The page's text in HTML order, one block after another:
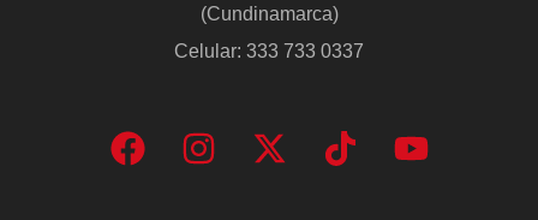
(Cundinamarca)
Celular: 333 733 0337